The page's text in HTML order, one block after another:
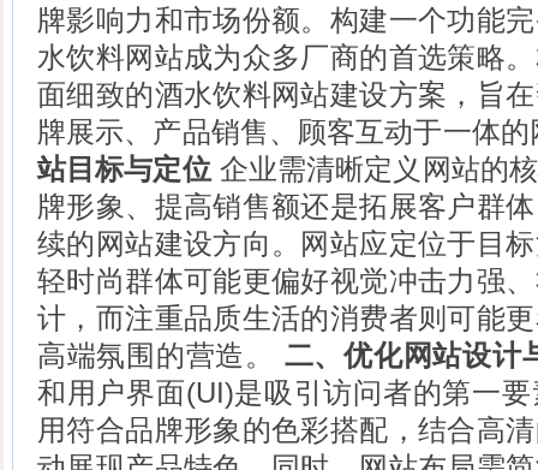
牌影响力和市场份额。构建一个功能
水饮料网站成为众多厂商的首选策略
面细致的酒水饮料网站建设方案，旨
牌展示、产品销售、顾客互动于一体
站目标与定位 企业需清晰定义网站的
牌形象、提高销售额还是拓展客户群
续的网站建设方向。网站应定位于目
轻时尚群体可能更偏好视觉冲击力强
计，而注重品质生活的消费者则可能
高端氛围的营造。 二、优化网站设计
和用户界面(UI)是吸引访问者的第一
用符合品牌形象的色彩搭配，结合高